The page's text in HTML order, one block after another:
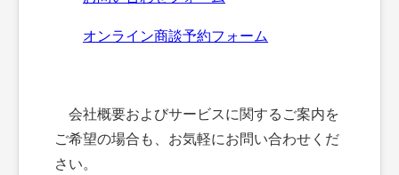
オンライン商談予約フォーム
会社概要およびサービスに関するご案内を
ご希望の場合も、お気軽にお問い合わせくだ
さい。